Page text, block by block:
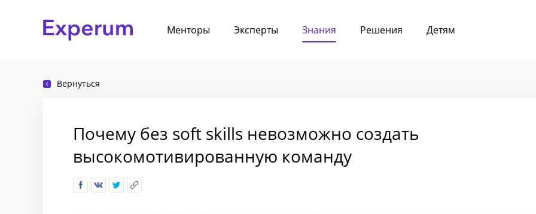
Менторы Эксперты Знания Решения Детям
Вернуться
Почему без soft skills невозможно создать
высокомотивированную команду